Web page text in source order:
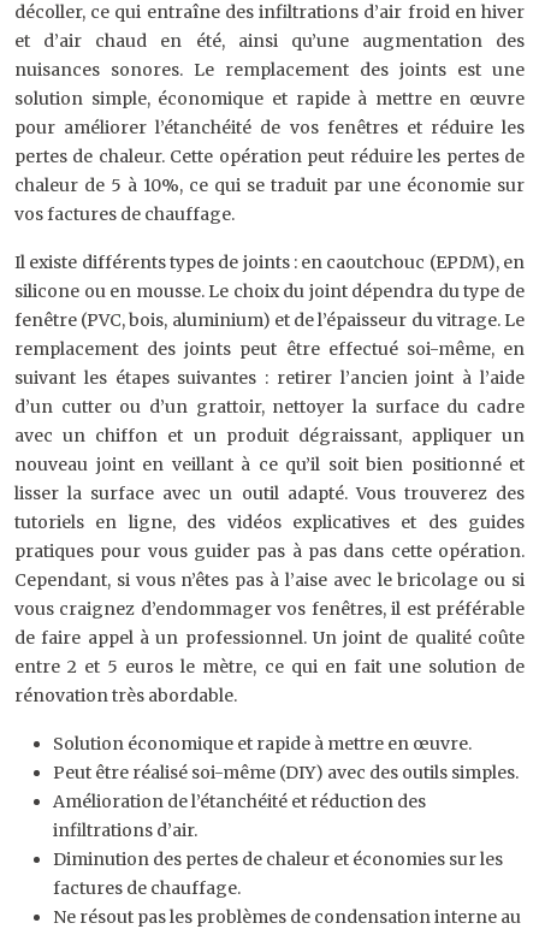
décoller, ce qui entraîne des infiltrations d’air froid en hiver
et d’air chaud en été, ainsi qu’une augmentation des
nuisances sonores. Le remplacement des joints est une
solution simple, économique et rapide à mettre en œuvre
pour améliorer l’étanchéité de vos fenêtres et réduire les
pertes de chaleur. Cette opération peut réduire les pertes de
chaleur de 5 à 10%, ce qui se traduit par une économie sur
vos factures de chauffage.
Il existe différents types de joints : en caoutchouc (EPDM), en
silicone ou en mousse. Le choix du joint dépendra du type de
fenêtre (PVC, bois, aluminium) et de l’épaisseur du vitrage. Le
remplacement des joints peut être effectué soi-même, en
suivant les étapes suivantes : retirer l’ancien joint à l’aide
d’un cutter ou d’un grattoir, nettoyer la surface du cadre
avec un chiffon et un produit dégraissant, appliquer un
nouveau joint en veillant à ce qu’il soit bien positionné et
lisser la surface avec un outil adapté. Vous trouverez des
tutoriels en ligne, des vidéos explicatives et des guides
pratiques pour vous guider pas à pas dans cette opération.
Cependant, si vous n’êtes pas à l’aise avec le bricolage ou si
vous craignez d’endommager vos fenêtres, il est préférable
de faire appel à un professionnel. Un joint de qualité coûte
entre 2 et 5 euros le mètre, ce qui en fait une solution de
rénovation très abordable.
Solution économique et rapide à mettre en œuvre.
Peut être réalisé soi-même (DIY) avec des outils simples.
Amélioration de l’étanchéité et réduction des
infiltrations d’air.
Diminution des pertes de chaleur et économies sur les
factures de chauffage.
Ne résout pas les problèmes de condensation interne au